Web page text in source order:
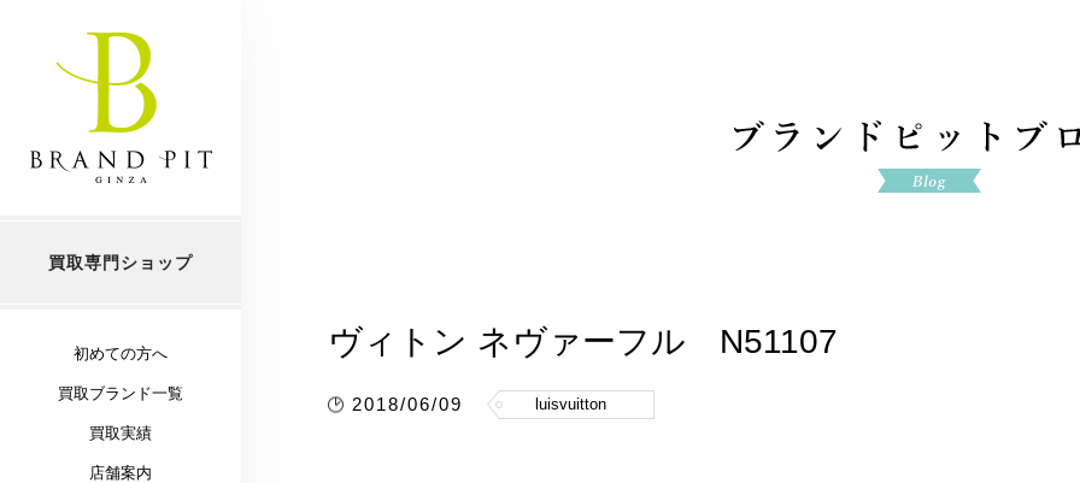
買取専門ショップ
初めての方へ
買取ブランド一覧
買取実績
店舗案内
ヴィトン ネヴァーフル N51107
2018/06/09 luisvuitton